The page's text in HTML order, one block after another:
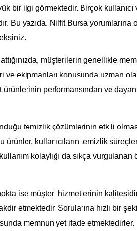
bir ilgi görmektedir. Birçok kullanıcı
Bu yazıda, Nilfit Bursa yorumlarına
müşterilerin genellikle
ekipmanları konusunda uzman
performansından ve
temizlik çözümlerinin etkili
kullanıcıların temizlik
kolaylığı da sıkça vurgulanan
ise müşteri hizmetlerinin
etmektedir. Sorularına hızlı bir
memnuniyet ifade etmektedirler.